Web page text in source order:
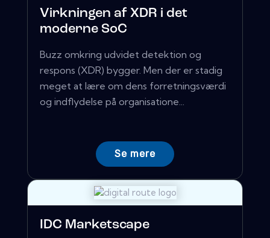
Virkningen af ​​XDR i det
moderne SoC
Buzz omkring udvidet detektion og
respons (XDR) bygger. Men der er stadig
meget at lære om dens forretningsværdi
og indflydelse på organisatione...
Se mere
IDC Marketscape